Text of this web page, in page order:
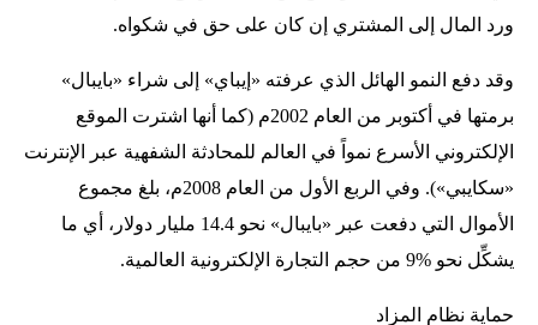
ورد المال إلى المشتري إن كان على حق في شكواه.
وقد دفع النمو الهائل الذي عرفته «إيباي» إلى شراء «بايبال»
برمتها في أكتوبر من العام 2002م (كما أنها اشترت الموقع
الإلكتروني الأسرع نمواً في العالم للمحادثة الشفهية عبر الإنترنت
«سكايبي»). وفي الربع الأول من العام 2008م، بلغ مجموع
الأموال التي دفعت عبر «بايبال» نحو 14.4 مليار دولار، أي ما
يشكِّل نحو %9 من حجم التجارة الإلكترونية العالمية.
حماية نظام المزاد